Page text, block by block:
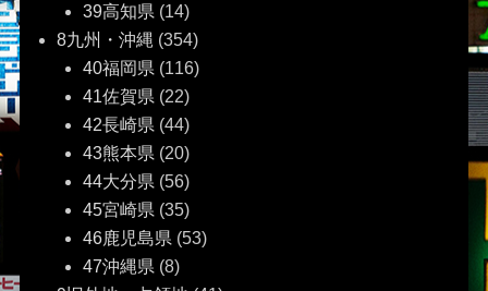
39高知県 (14)
8九州・沖縄 (354)
40福岡県 (116)
41佐賀県 (22)
42長崎県 (44)
43熊本県 (20)
44大分県 (56)
45宮崎県 (35)
46鹿児島県 (53)
47沖縄県 (8)